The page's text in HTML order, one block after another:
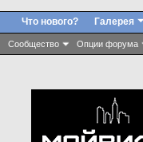
Сообщество Опции форума
Что нового? Галерея